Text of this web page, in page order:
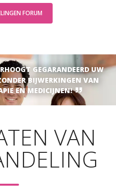
FORUM
GEGARANDEERD UW
BIJWERKINGEN VAN
EN MEDICIJNEN!
VAN